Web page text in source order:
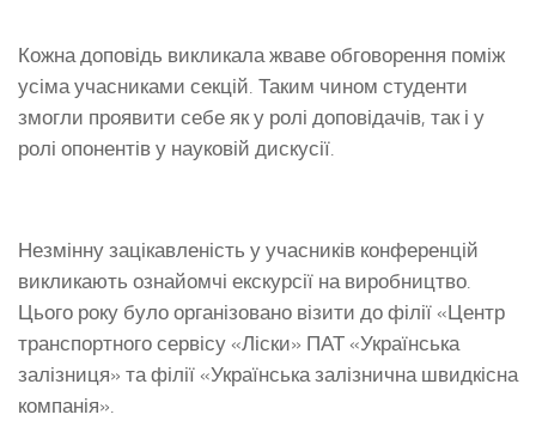
Кожна доповідь викликала жваве обговорення поміж
усіма учасниками секцій. Таким чином студенти
змогли проявити себе як у ролі доповідачів, так і у
ролі опонентів у науковій дискусії.
Незмінну зацікавленість у учасників конференцій
викликають ознайомчі екскурсії на виробництво.
Цього року було організовано візити до філії «Центр
транспортного сервісу «Ліски» ПАТ «Українська
залізниця» та філії «Українська залізнична швидкісна
компанія».